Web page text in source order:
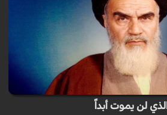
لن يموت أبداً